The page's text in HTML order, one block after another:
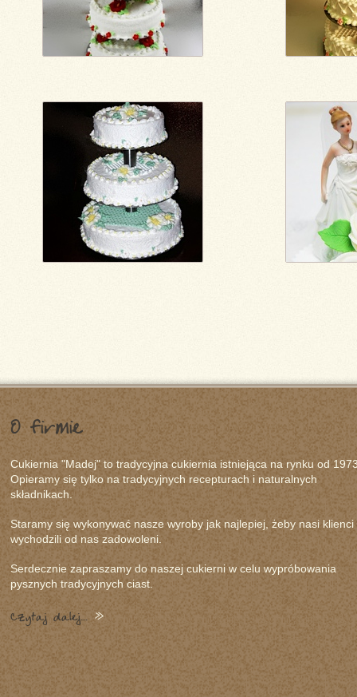
O firmie
Cukiernia "Madej" to tradycyjna cukiernia istniejąca na rynku od
Opieramy się tylko na tradycyjnych recepturach i naturalnych
składnikach.
Staramy się wykonywać nasze wyroby jak najlepiej, żeby nasi klienci
wychodzili od nas zadowoleni.
Serdecznie zapraszamy do naszej cukierni w celu wypróbowania
pysznych tradycyjnych ciast.
Czytaj dalej...